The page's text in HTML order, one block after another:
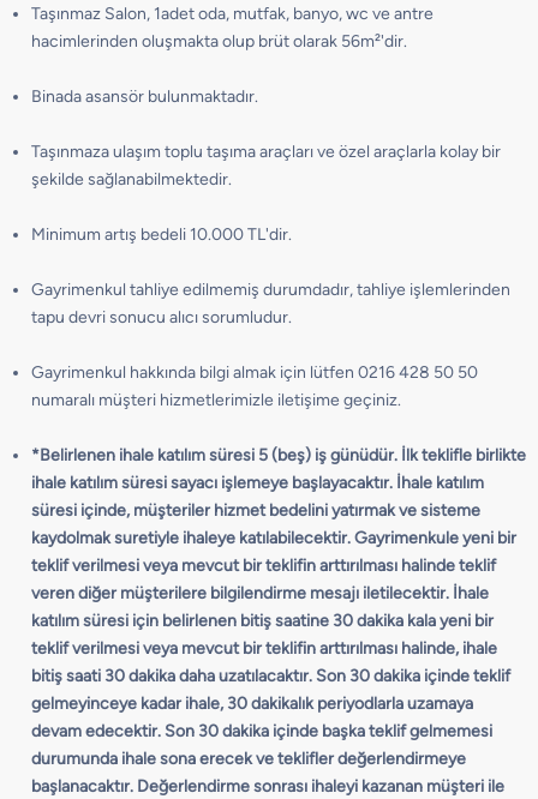
Taşınmaz Salon, 1adet oda, mutfak, banyo, wc ve antre
hacimlerinden oluşmakta olup brüt olarak 56m²'dir.
Binada asansör bulunmaktadır.
Taşınmaza ulaşım toplu taşıma araçları ve özel araçlarla kolay bir
şekilde sağlanabilmektedir.
Minimum artış bedeli 10.000 TL'dir.
Gayrimenkul tahliye edilmemiş durumdadır, tahliye işlemlerinden
tapu devri sonucu alıcı sorumludur.
Gayrimenkul hakkında bilgi almak için lütfen 0216 428 50 50
numaralı müşteri hizmetlerimizle iletişime geçiniz.
*Belirlenen ihale katılım süresi 5 (beş) iş günüdür. İlk teklifle birlikte
ihale katılım süresi sayacı işlemeye başlayacaktır. İhale katılım
süresi içinde, müşteriler hizmet bedelini yatırmak ve sisteme
kaydolmak suretiyle ihaleye katılabilecektir. Gayrimenkule yeni bir
teklif verilmesi veya mevcut bir teklifin arttırılması halinde teklif
veren diğer müşterilere bilgilendirme mesajı iletilecektir. İhale
katılım süresi için belirlenen bitiş saatine 30 dakika kala yeni bir
teklif verilmesi veya mevcut bir teklifin arttırılması halinde, ihale
bitiş saati 30 dakika daha uzatılacaktır. Son 30 dakika içinde teklif
gelmeyinceye kadar ihale, 30 dakikalık periyodlarla uzamaya
devam edecektir. Son 30 dakika içinde başka teklif gelmemesi
durumunda ihale sona erecek ve teklifler değerlendirmeye
başlanacaktır. Değerlendirme sonrası ihaleyi kazanan müşteri ile